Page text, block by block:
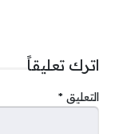
اترك تعليقاً
التعليق *